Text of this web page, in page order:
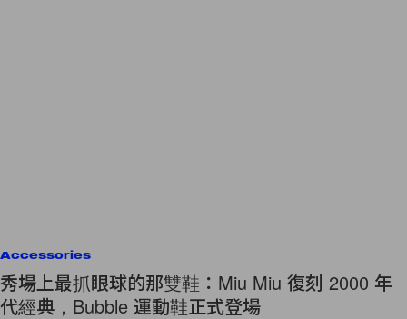
Accessories
秀場上最抓眼球的那雙鞋：Miu Miu 復刻 2000 年
代經典，Bubble 運動鞋正式登場